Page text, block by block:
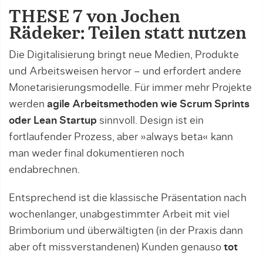
THESE 7 von Jochen
Rädeker: Teilen statt nutzen­
Die Digitalisierung bringt neue Medien, Produk­te
und Arbeitsweisen hervor – und erfordert andere
Monetarisierungsmodelle. Für immer mehr Projek­te
werden agile Arbeitsmethoden wie Scrum Sprints
oder Lean Startup sinnvoll. Design ist ein
fortlaufender Prozess, aber »always beta« kann
man weder final dokumentieren noch
endabrechnen.
Entsprechend ist die klassische Präsentation nach
wochenlanger, unabgestimmter Arbeit mit viel
Brim­borium und überwältigten (in der Praxis dann
aber oft missverstandenen) Kunden genauso tot